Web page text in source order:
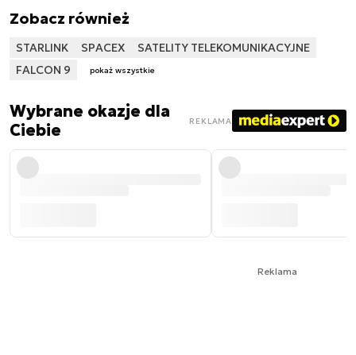
Zobacz również
STARLINK SPACEX
SATELITY TELEKOMUNIKACYJNE
FALCON 9
pokaż wszystkie
Wybrane okazje dla
Ciebie
REKLAMA
Reklama